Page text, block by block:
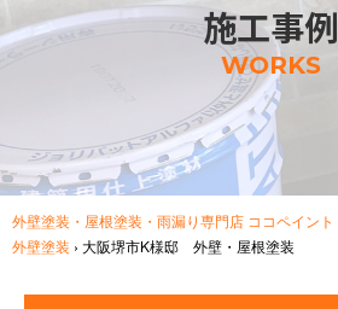
施工事例
WORKS
外壁塗装・屋根塗装・雨漏り専門店 ココペイント
外壁塗装 › 大阪堺市K様邸 外壁・屋根塗装